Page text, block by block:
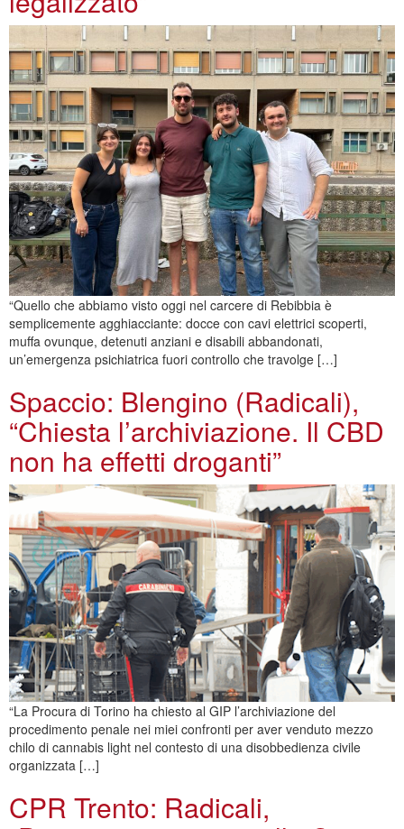
“Quello che abbiamo visto oggi nel carcere di Rebibbia è
semplicemente agghiacciante: docce con cavi elettrici scoperti,
muffa ovunque, detenuti anziani e disabili abbandonati,
un’emergenza psichiatrica fuori controllo che travolge […]
Spaccio: Blengino (Radicali),
“Chiesta l’archiviazione. Il CBD
non ha effetti droganti”
“La Procura di Torino ha chiesto al GIP l’archiviazione del
procedimento penale nei miei confronti per aver venduto mezzo
chilo di cannabis light nel contesto di una disobbedienza civile
organizzata […]
CPR Trento: Radicali,